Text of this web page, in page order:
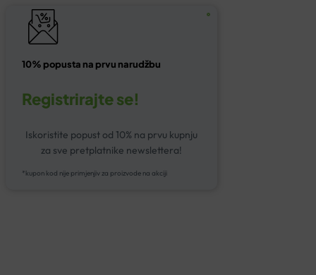
10% popusta na prvu narudžbu
Registrirajte se!
Iskoristite popust od 10% na prvu kupnju
za sve pretplatnike newslettera!
*kupon kod nije primjenjiv za proizvode na akciji